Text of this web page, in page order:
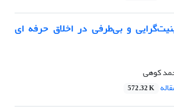
و بی‌طرفی در اخلاق حرفه ای
کوهی
572.32 K